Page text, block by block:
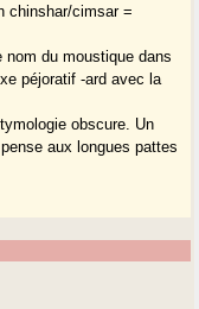
chinshar/cimsar =
nom du moustique dans
péjoratif -ard avec la
obscure. Un
aux longues pattes